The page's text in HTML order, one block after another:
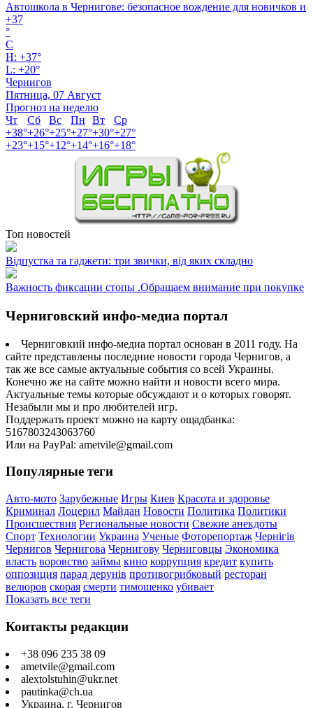
Автошкола в Чернигове: безопасное вождение для новичков и
+37
°
C
H: +37°
L: +20°
Чернигов
Пятница, 07 Август
Прогноз на неделю
Чт
Сб Вс Пн Вт
Ср
+38°+26°+25°+27°+30°+27°
+23°+15°+12°+14°+16°+18°
Топ новостей
Відпустка та гаджети: три звички, від яких складно
Важность фиксации стопы .Обращаем внимание при покупке
Черниговский инфо-медиа портал
Черниговкий инфо-медиа портал основан в 2011 году. На
сайте представлены последние новости города Чернигов, а
так же все самые актуальные события со всей Украины.
Конечно же на сайте можно найти и новости всего мира.
Актуальные темы которые обсуждают и о которых говорят.
Незабыли мы и про любителей игр.
Поддержать проект можно на карту ощадбанка:
5167803243063760
Или на PayPal: ametvile@gmail.com
Популярные теги
Авто-мото Зарубежные Игры Киев Красота и здоровье
Криминал Лоцерил Майдан Новости Политика Политики
Происшествия Региональные новости Свежие анекдоты
Спорт Технологии Украина Ученые Фоторепортаж Чернігів
Чернигов Чернигова Чернигову Черниговцы Экономика
власть воровство займы кино коррупция кредит купить
оппозиция парад дерунів противогрибковый ресторан
велюров скорая смерти тимошенко убивает
Показать все теги
Контакты редакции
+38 096 235 38 09
ametvile@gmail.com
alextolstuhin@ukr.net
pautinka@ch.ua
Украина, г. Чернигов